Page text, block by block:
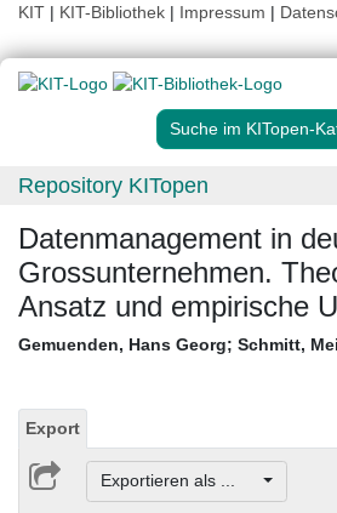
KIT | KIT-Bibliothek | Impressum |
Suche im KITopen-
Repository KITopen
Datenmanagement in
Grossunternehmen.
Ansatz und empirische
Gemuenden, Hans Georg; Schmitt,
Export
Exportieren als ...